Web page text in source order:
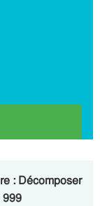
: Décomposer
999